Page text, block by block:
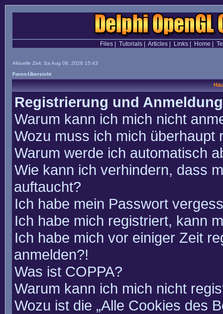
Files| Tutorials| Articles| Links| Home
Aktuelle Zeit: Sa Aug 08, 2026 15:43
Foren-Übersicht
Registrierung und Anmeldung
Warum kann ich mich nicht
Wozu muss ich mich überhaupt
Warum werde ich automatisch
Wie kann ich verhindern, dass
auftaucht?
Ich habe mein Passwort
Ich habe mich registriert, kann
Ich habe mich vor einiger Zeit
anmelden?!
Was ist COPPA?
Warum kann ich mich nicht
Wozu ist die „Alle Cookies des